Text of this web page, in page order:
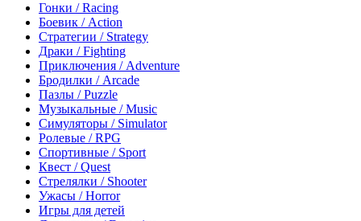
Гонки / Racing
Боевик / Action
Стратегии / Strategy
Драки / Fighting
Приключения / Adventure
Бродилки / Arcade
Пазлы / Puzzle
Музыкальные / Music
Симуляторы / Simulator
Ролевые / RPG
Спортивные / Sport
Квест / Quest
Стрелялки / Shooter
Ужасы / Horror
Игры для детей